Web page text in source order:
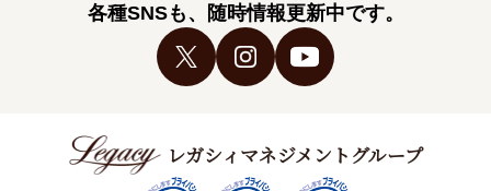
各種SNSも、随時情報更新中です。
レガシィマネジメントグループ